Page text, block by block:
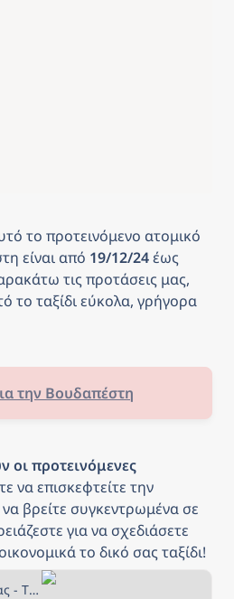
το προτεινόμενο ατομικό
είναι από 19/12/24 έως
τις προτάσεις μας,
το ταξίδι εύκολα, γρήγορα
την Βουδαπέστη
οι προτεινόμενες
να επισκεφτείτε την
βρείτε συγκεντρωμένα σε
για να σχεδιάσετε
το δικό σας ταξίδι!
Σχεδιάστε το ταξίδι σας - The Daily Traveller